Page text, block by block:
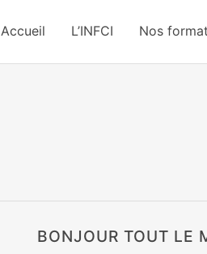
Accueil L’INFCI Nos
BONJOUR TOUT LE